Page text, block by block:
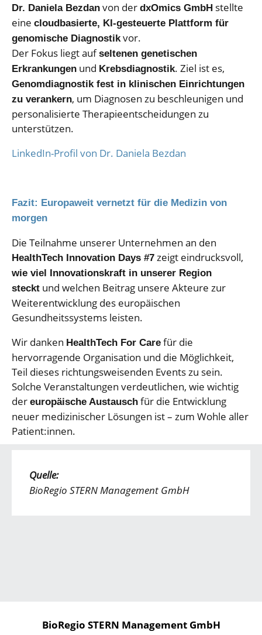
Dr. Daniela Bezdan von der dxOmics GmbH stellte
eine cloudbasierte, KI-gesteuerte Plattform für
genomische Diagnostikvor.
Der Fokus liegt aufseltenen genetischen
Erkrankungen und Krebsdiagnostik. Ziel ist es,
Genomdiagnostik fest in klinischen Einrichtungen
zu verankern, um Diagnosen zu beschleunigen und
personalisierte Therapieentscheidungen zu
unterstützen.
LinkedIn-Profil von Dr. Daniela Bezdan
Fazit: Europaweit vernetzt für die Medizin von
morgen
Die Teilnahme unserer Unternehmen an den
HealthTech Innovation Days #7 zeigt eindrucksvoll,
wie viel Innovationskraft in unserer Region
steckt und welchen Beitrag unsere Akteure zur
Weiterentwicklung des europäischen
Gesundheitssystems leisten.
Wir danken HealthTech For Care für die
hervorragende Organisation und die Möglichkeit,
Teil dieses richtungsweisenden Events zu sein.
Solche Veranstaltungen verdeutlichen, wie wichtig
der europäische Austausch für die Entwicklung
neuer medizinischer Lösungen ist – zum Wohle aller
Patient:innen.
Quelle:
BioRegio STERN Management GmbH
BioRegio STERN Management GmbH